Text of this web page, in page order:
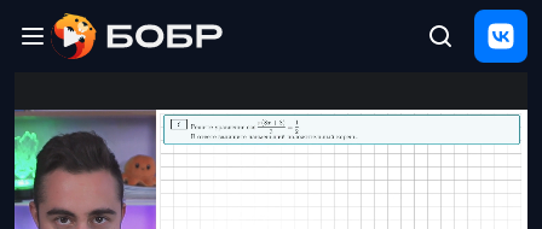
ЩЕЛЧОК
2026
Полезные
материалы